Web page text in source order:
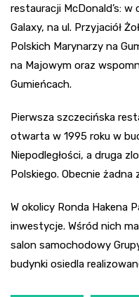
restauracji McDonald’s:
Galaxy, na ul. Przyjaciół
Polskich Marynarzy na
na Majowym oraz
Gumieńcach.
Pierwsza szczecińska
otwarta w 1995 roku w
Niepodległości, a druga
Polskiego. Obecnie żadna
W okolicy Ronda Hakena
inwestycje. Wśród nich
salon samochodowy
budynki osiedla